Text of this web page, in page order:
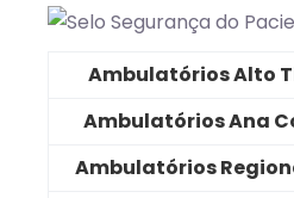
Ambulatórios Alto
Ambulatórios Ana
Ambulatórios